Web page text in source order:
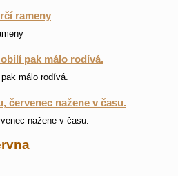
rameny
pak málo rodívá.
málo rodívá.
červenec nažene v času.
nažene v času.